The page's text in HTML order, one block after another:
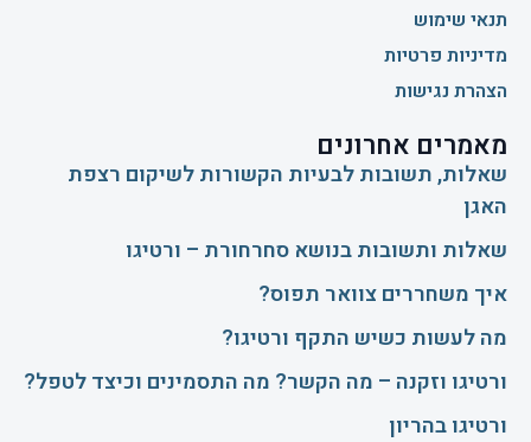
תנאי שימוש
מדיניות פרטיות
הצהרת נגישות
מאמרים אחרונים
שאלות, תשובות לבעיות הקשורות לשיקום רצפת
האגן
שאלות ותשובות בנושא סחרחורת – ורטיגו
איך משחררים צוואר תפוס?
​מה לעשות כשיש התקף ורטיגו?
ורטיגו וזקנה – מה הקשר? מה התסמינים וכיצד לטפל?
ורטיגו בהריון